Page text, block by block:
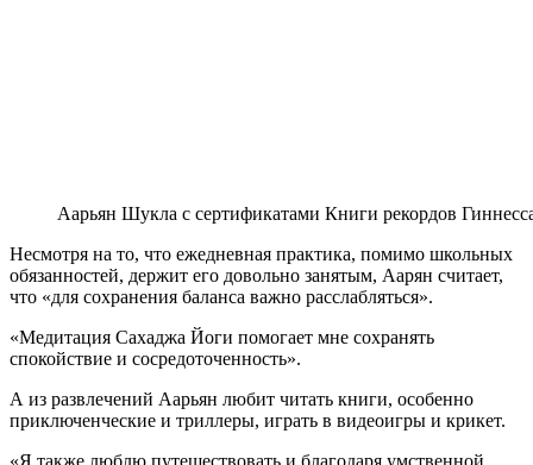
Аарьян Шукла с сертификатами Книги рекордов
Несмотря на то, что ежедневная практика, помимо школьных
обязанностей, держит его довольно занятым, Аарян считает,
что «для сохранения баланса важно расслабляться».
«Медитация Сахаджа Йоги помогает мне сохранять
спокойствие и сосредоточенность».
А из развлечений Аарьян любит читать книги, особенно
приключенческие и триллеры, играть в видеоигры и крикет.
«Я также люблю путешествовать и благодаря умственной